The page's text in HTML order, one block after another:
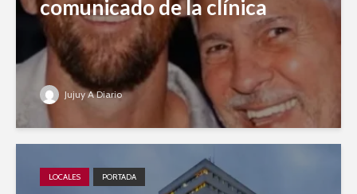
comunicado de la clínica
Jujuy A Diario
LOCALES PORTADA